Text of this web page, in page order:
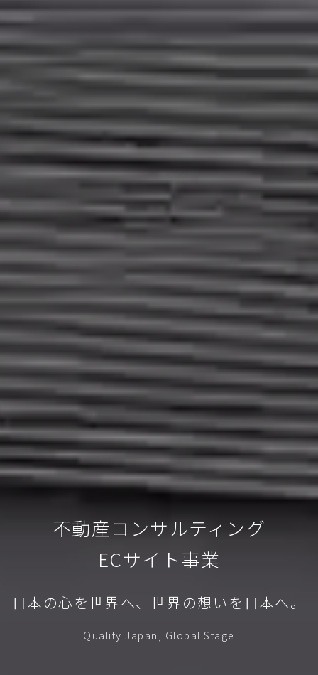
不動産コンサルティング
ECサイト事業
日本の心を世界へ、世界の想いを日本へ。
Quality Japan, Global Stage